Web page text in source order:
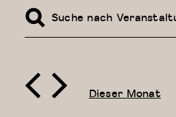
Suche
und
Ansichten,
Bitte
Schlüsselwort
eingeben.
Veranstaltungen
Schlüsselwort.
Suche
Veranstaltungen
Dieser Monat